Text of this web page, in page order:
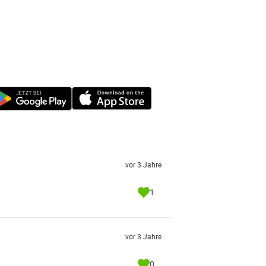
vor 3 Jahre
1
vor 3 Jahre